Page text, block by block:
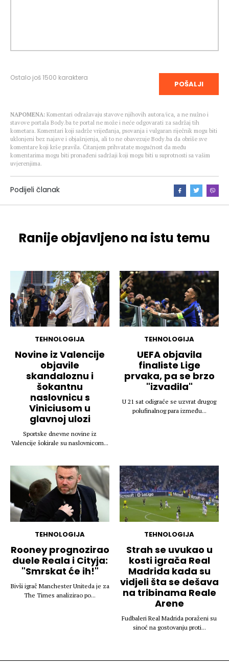
Ostalo još1500 karaktera
POŠALJI
NAPOMENA: Komentari odražavaju stavove njihovih autora/ica, a ne nužno i
stavove portala Body.ba te portal ne može i neće odgovarati za sadržaj tih
kometara. Komentari koji sadrže vrijeđanja, psovanja i vulgaran riječnik mogu biti
uklonjeni bez najave i objašnjenja, ali to ne obavezuje Body.ba da obriše sve
komentare koji krše pravila. Čitanjem prihvatate mogućnost da među
komentarima mogu biti pronađeni sadržaji koji mogu biti u suprotnosti sa vašim
uvjerenjima.
Podijeli članak
Ranije objavljeno na istu temu
TEHNOLOGIJA
Novine iz Valencije
objavile
skandaloznu i
šokantnu
naslovnicu s
Viniciusom u
glavnoj ulozi
Sportske dnevne novine iz
Valencije šokirale su naslovnicom...
TEHNOLOGIJA
UEFA objavila
finaliste Lige
prvaka, pa se brzo
"izvadila"
U 21 sat odigraće se uzvrat drugog
polufinalnog para između...
TEHNOLOGIJA
Rooney prognozirao
duele Reala i Cityja:
"Smrskat će ih!"
Bivši igrač Manchester Uniteda je za
The Times analizirao po...
TEHNOLOGIJA
Strah se uvukao u
kosti igrača Real
Madrida kada su
vidjeli šta se dešava
na tribinama Reale
Arene
Fudbaleri Real Madrida poraženi su
sinoć na gostovanju proti...